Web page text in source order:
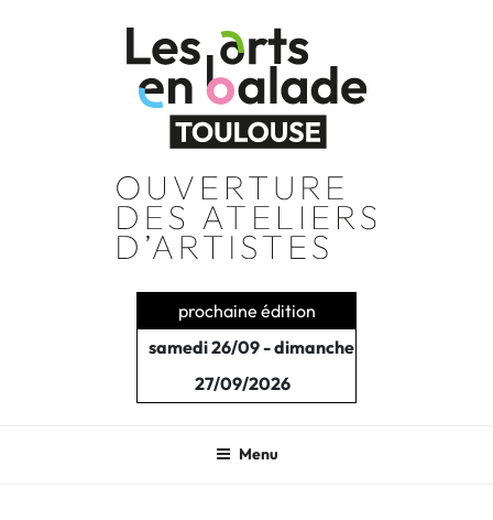
prochaine édition
samedi 26/09 - dimanche
27/09/2026
Menu